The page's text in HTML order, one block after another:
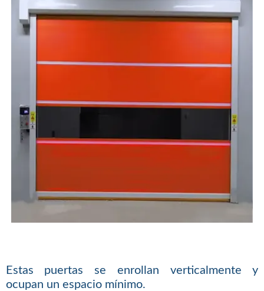
Estas puertas se enrollan verticalmente y
ocupan un espacio mínimo.